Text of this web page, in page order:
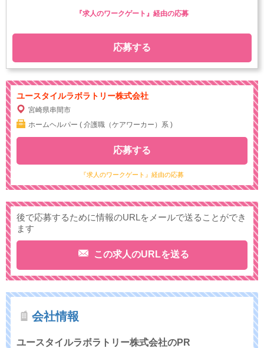
応募する
『求人のワークゲート』経由の応募
ユースタイルラボラトリー株式会社
宮崎県串間市
ホームヘルパー ( 介護職（ケアワーカー）系 )
『求人のワークゲート』経由の応募
応募する
後で応募するために情報のURLをメールで送ることができ
ます
この求人のURLを送る
会社情報
ユースタイルラボラトリー株式会社のPR